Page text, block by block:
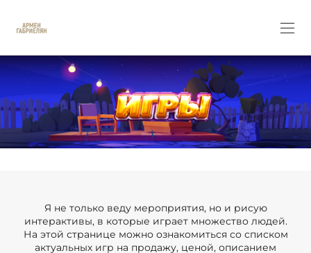
Я не только веду мероприятия, но и рисую
интерактивы, в которые играет множество людей.
На этой странице можно ознакомиться со списком
актуальных игр на продажу, ценой, описанием